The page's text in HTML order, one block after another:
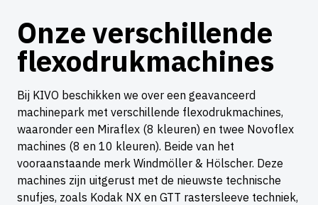
Onze verschillende
flexodrukmachines
Bij KIVO beschikken we over een geavanceerd
machinepark met verschillende flexodrukmachines,
waaronder een Miraflex (8 kleuren) en twee Novoflex
machines (8 en 10 kleuren). Beide van het
vooraanstaande merk Windmöller & Hölscher. Deze
machines zijn uitgerust met de nieuwste technische
snufjes, zoals Kodak NX en GTT rastersleeve techniek,